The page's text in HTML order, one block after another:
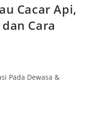
Cacar Api,
Cara
Pada Dewasa &